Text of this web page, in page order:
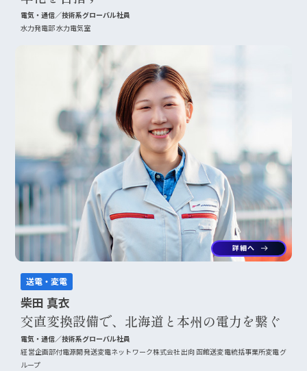
電気・通信／技術系グローバル社員
水力発電部 水力電気室
詳細へ arrow_right_alt
送電・変電
柴田 真衣
交直変換設備で、北海道と本州の電力を繋ぐ
電気・通信／技術系グローバル社員
経営企画部付電源開発送変電ネットワーク株式会社出向 函館送変電統括事業所変電グ
ループ